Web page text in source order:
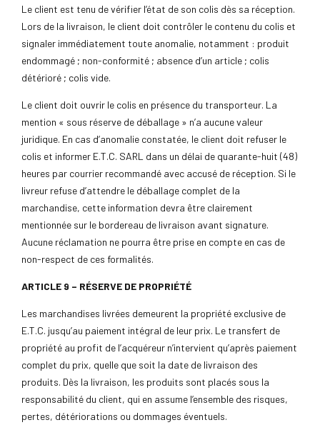
Le client est tenu de vérifier l’état de son colis dès sa réception.
Lors de la livraison, le client doit contrôler le contenu du colis et
signaler immédiatement toute anomalie, notamment : produit
endommagé ; non-conformité ; absence d’un article ; colis
détérioré ; colis vide.
Le client doit ouvrir le colis en présence du transporteur. La
mention « sous réserve de déballage » n’a aucune valeur
juridique. En cas d’anomalie constatée, le client doit refuser le
colis et informer E.T.C. SARL dans un délai de quarante-huit (48)
heures par courrier recommandé avec accusé de réception. Si le
livreur refuse d’attendre le déballage complet de la
marchandise, cette information devra être clairement
mentionnée sur le bordereau de livraison avant signature.
Aucune réclamation ne pourra être prise en compte en cas de
non-respect de ces formalités.
ARTICLE 9 – RÉSERVE DE PROPRIÉTÉ
Les marchandises livrées demeurent la propriété exclusive de
E.T.C. jusqu’au paiement intégral de leur prix. Le transfert de
propriété au profit de l’acquéreur n’intervient qu’après paiement
complet du prix, quelle que soit la date de livraison des
produits. Dès la livraison, les produits sont placés sous la
responsabilité du client, qui en assume l’ensemble des risques,
pertes, détériorations ou dommages éventuels.